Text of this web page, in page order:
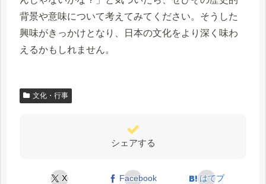
背景や意味について考えてみてください。そうした
興味がきっかけとなり、日本の文化をより深く味わ
えるかもしれません。
文化・行事
シェアする
X Facebook はてブ